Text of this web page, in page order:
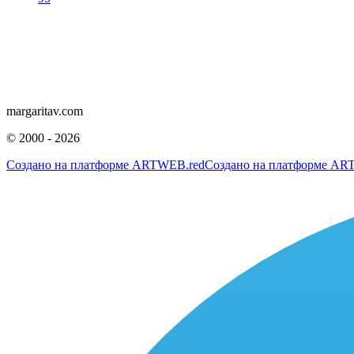
margaritav.com
© 2000 - 2026
Создано на платформе ARTWEB.redСоздано на платформе